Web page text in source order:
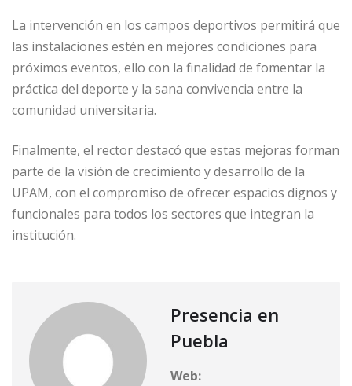
La intervención en los campos deportivos permitirá que
las instalaciones estén en mejores condiciones para
próximos eventos, ello con la finalidad de fomentar la
práctica del deporte y la sana convivencia entre la
comunidad universitaria.
Finalmente, el rector destacó que estas mejoras forman
parte de la visión de crecimiento y desarrollo de la
UPAM, con el compromiso de ofrecer espacios dignos y
funcionales para todos los sectores que integran la
institución.
Presencia en
Puebla
Web: